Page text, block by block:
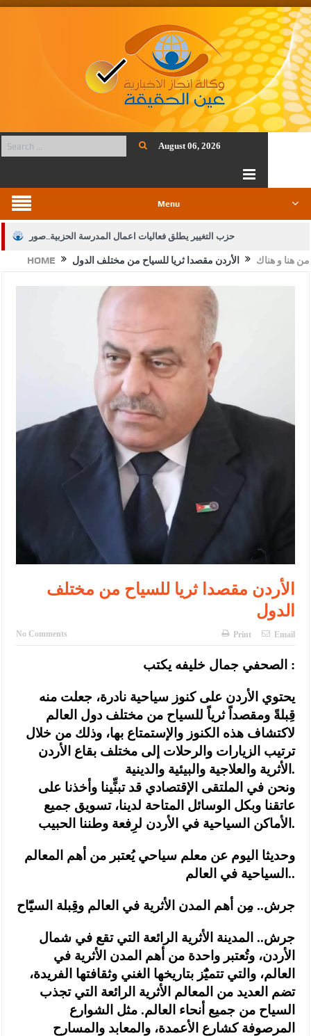
August 06, 2026
Menu
حزب التغيير يطلق فعاليات اعمال المدرسة الحزبية..صور
الجيش يفتح باب التجنيد لحملة البكالوريوس في الحقوق والقانون
بيان اجتماع عمّان:دعم الوصاية الهاشمية التاريخية على المقدسات
الأمن يتلف 16 مليون حبة كبتاجون و1480 كغم مواد مخدرة
النواب يقر مشروع تعديل قانون الملكية العقارية
القاضي يلتقي رؤساء تحرير الصحف اليومية ويؤكد حرص مجلس النواب
على شراكة فاعلة مع الإعلام
دعوة المكلفين بخدمة العلم (الدفعة الثالثة) إلى مراجعة منصة خدمة
العلم
الملك يلتقي مجموعة من رفاق السلاح
الملك يتلقى اتصالا هاتفيا من العاهل البحريني
القاضي محمود أحمد فريحات.. مبارك ومزيدا من التوفيق
HOME من هنا و هناك الأردن مقصدا ثريا للسياح من مختلف الدول
الأردن مقصدا ثريا للسياح من مختلف
الدول
No Comments Print Email
الصحفي جمال خليفه يكتب :
يحتوي الأردن على كنوز سياحية نادرة، جعلت منه
قِبلةً ومقصداً ثرياً للسياح من مختلف دول العالم
لاكتشاف هذه الكنوز والإستمتاع بها، وذلك من خلال
ترتيب الزيارات والرحلات إلى مختلف بقاع الأردن
الأثرية والعلاجية والبيئية والدينية.
ونحن في الملتقى الإقتصادي قد تبنٍّينا وأخذنا على
عاتقنا وبكل الوسائل المتاحة لدينا، تسويق جميع
الأماكن السياحية في الأردن لرِفعة وطننا الحبيب.
وحديثا اليوم عن معلم سياحي يُعتبر من أهم المعالم
السياحية في العالم..
جرش.. مِن أهم المدن الأثرية في العالم وقِبلة السيّٓاح
جرش.. المدينة الأثرية الرائعة التي تقع في شمال
الأردن، وتُعتبر واحدة من أهم المدن الأثرية في
العالم، والتي تتميٌٓز بتاريخها الغني وثقافتها الفريدة،
تضم العديد من المعالم الأثرية الرائعة التي تجذب
السياح من جميع أنحاء العالم. مثل الشوارع
المرصوفة كشارع الأعمدة، والمعابد والمسارح